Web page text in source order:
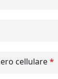
cellulare*